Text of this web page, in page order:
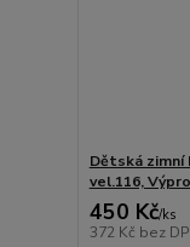
Dětská zimní
vel.116,
450 Kč/ks
372 Kč bez